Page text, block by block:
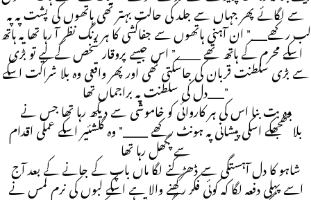
سے لگائے پھر جہاں سے جلد کی حالت بہتر تھی ہاتھوں کی پشت پہ پہ
لب رکھے__” ان آہنی ہاتھوں سے جفاکشی کا ہر رنگ نظر آ رہا تھا یہ ہاتھ
اسکے محرم کے ہاتھ تھے ___” اس جیسے پروقار شخص کےلیے تو بڑی
سے بڑی سلطنت قربان کی جاسکتی تھی اور پھر واقعی وہ بلا شراکت اسکے
دل کی سلطنت پہ براجماں تھا__”
وہ بت بنا اس کی ہر کاروائی کو خاموشی سے دیکھ رہا تھا جس نے
بلاجھجھکے اسکی پیشانی پہ ہونٹ رکھے ___” وہ گلشئیر اسکے عملی اقدام
سے پگھل رہا تھا
شاہو کا دل آہستگی سے ڈھڑکنے لگا ماں باپ کے جانے کے بعد آج
اسے پہلی دفعہ لگا کہ کوئی فکر رکھنے والا ہے اسکے لبوں کی نرم لمس نے